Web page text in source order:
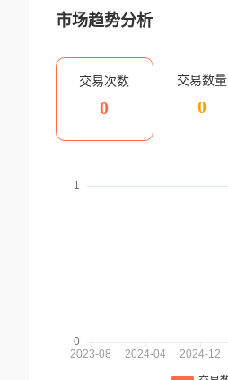
市场趋势分析
交易次数
0
交易数量
0